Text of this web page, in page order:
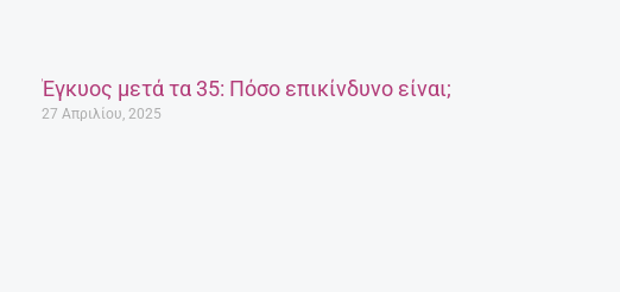
Έγκυος μετά τα 35: Πόσο επικίνδυνο είναι;
27 Απριλίου, 2025